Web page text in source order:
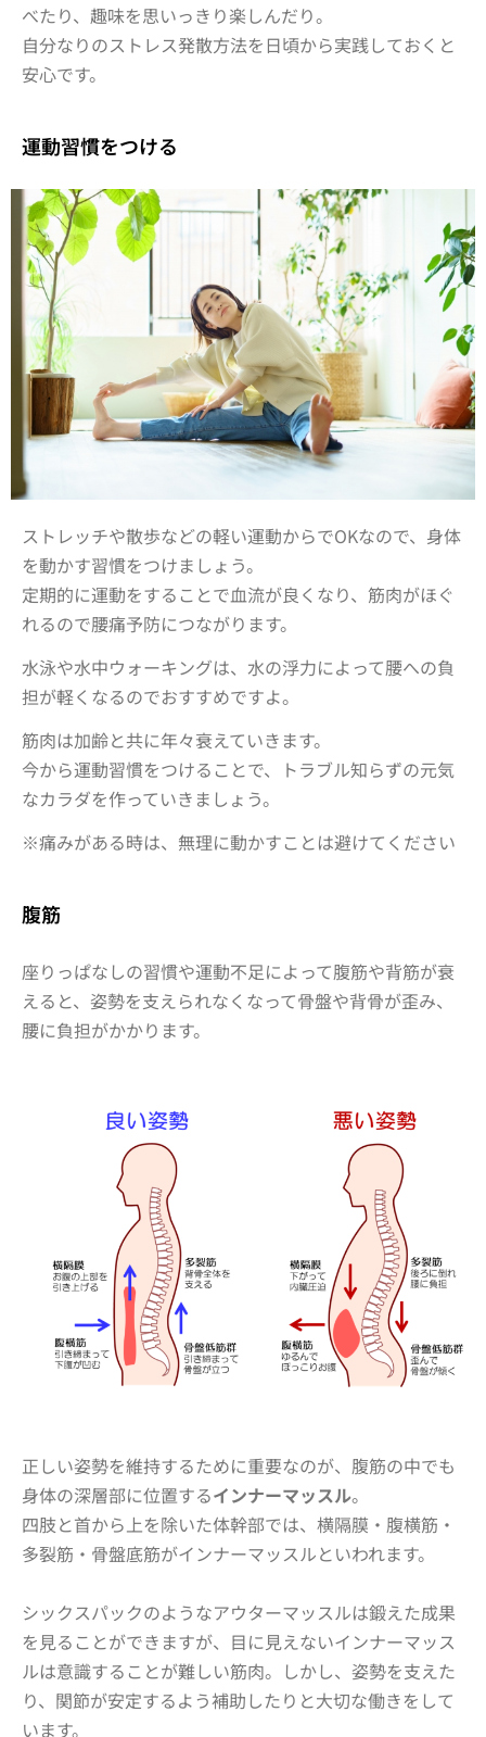
べたり、趣味を思いっきり楽しんだり。
自分なりのストレス発散方法を日頃から実践しておくと
安心です。
運動習慣をつける
ストレッチや散歩などの軽い運動からでOKなので、身体
を動かす習慣をつけましょう。
定期的に運動をすることで血流が良くなり、筋肉がほぐ
れるので腰痛予防につながります。
水泳や水中ウォーキングは、水の浮力によって腰への負
担が軽くなるのでおすすめですよ。
筋肉は加齢と共に年々衰えていきます。
今から運動習慣をつけることで、トラブル知らずの元気
なカラダを作っていきましょう。
※痛みがある時は、無理に動かすことは避けてください
腹筋
座りっぱなしの習慣や運動不足によって腹筋や背筋が衰
えると、姿勢を支えられなくなって骨盤や背骨が歪み、
腰に負担がかかります。
正しい姿勢を維持するために重要なのが、腹筋の中でも
身体の深層部に位置するインナーマッスル。
四肢と首から上を除いた体幹部では、横隔膜・腹横筋・
多裂筋・骨盤底筋がインナーマッスルといわれます。
シックスパックのようなアウターマッスルは鍛えた成果
を見ることができますが、目に見えないインナーマッス
ルは意識することが難しい筋肉。しかし、姿勢を支えた
り、関節が安定するよう補助したりと大切な働きをして
います。